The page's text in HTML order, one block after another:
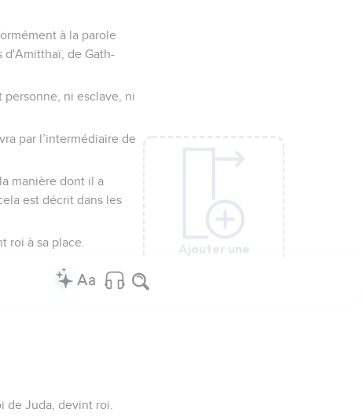
Ajouter une
à la parole
d'Amitthaï, de Gath-
ni esclave, ni
par l’intermédiaire de
manière dont il a
est décrit dans les
roi à sa place.
Ajouter une
de Juda, devint roi.
Ajouter une
Ajouter une
Ajouter une